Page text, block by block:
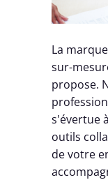
La
sur-
propose.
s'évertue
outils
de votre